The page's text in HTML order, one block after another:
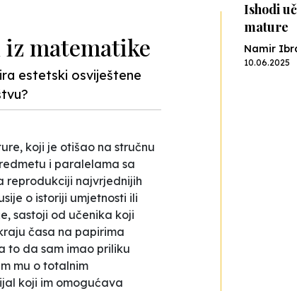
matematike
estetski osviještene
koji je otišao na stručnu
i paralelama sa
reprodukciji najvrjednijih
o istoriji umjetnosti ili
sastoji od učenika koji
časa na papirima
to da sam imao priliku
mu o totalnim
koji im omogućava
Ishodi
mature
Namir
10.06.2025